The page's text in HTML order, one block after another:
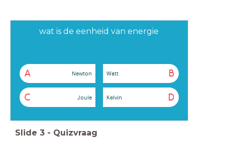
wat is de eenheid van energie
A Newton B
Watt
C Joule D
Kelvin
Slide 3 - Quizvraag